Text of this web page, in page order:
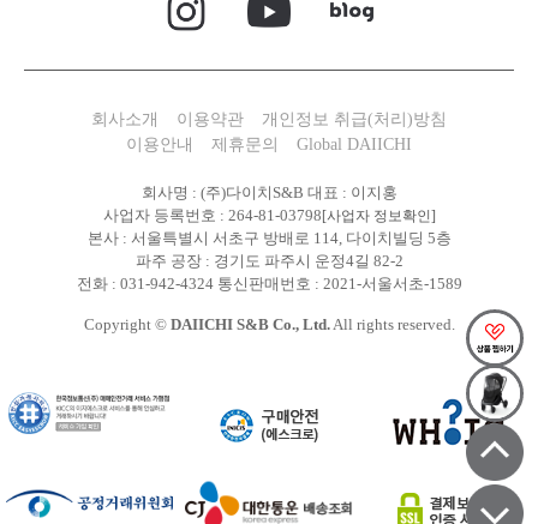
회사소개 이용약관
개인정보 취급(처리)방침
이용안내
제휴문의 Global DAIICHI
회사명 : (주)다이치S&B 대표 : 이지홍
사업자 등록번호 : 264-81-03798[사업자 정보확인]
본사 : 서울특별시 서초구 방배로 114, 다이치빌딩 5층
파주 공장 : 경기도 파주시 운정4길 82-2
전화 : 031-942-4324 통신판매번호 : 2021-서울서초-1589
Copyright © DAIICHI S&B Co., Ltd.All rights reserved.